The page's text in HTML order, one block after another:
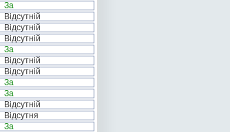
За
Відсутній
Відсутній
Відсутній
За
Відсутній
Відсутній
За
За
Відсутній
Відсутня
За